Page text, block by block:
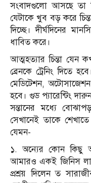
সংবাদগুলো আসছে তা
যেটাকে খুব বড় করে
দিচ্ছে। দীর্ঘদিনের
ধাবিত করে।
আত্মহত্যার চিন্তা যেন
ব্রেনকে ট্রেনিং দিতে
মেডিটেশন, অটোসাজেশন
হবে। গুড প্যারেন্টিং
সন্তানের মধ্যে
সেখানেই তাকে
যেমন-
১. অন্যের কোন
আমারও একই জিনিস
প্রশ্র‍য় দিলেন ত